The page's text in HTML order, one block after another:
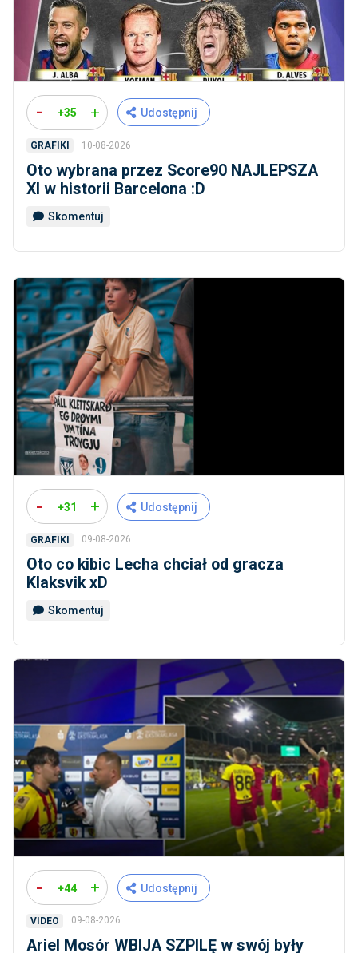
- +35 + Udostępnij
GRAFIKI 10-08-2026
Oto wybrana przez Score90 NAJLEPSZA
XI w historii Barcelona :D
Skomentuj
- +31 + Udostępnij
GRAFIKI 09-08-2026
Oto co kibic Lecha chciał od gracza
Klaksvik xD
Skomentuj
- +44 + Udostępnij
VIDEO 09-08-2026
Ariel Mosór WBIJA SZPILĘ w swój były